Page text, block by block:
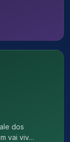
dos
vai viv…